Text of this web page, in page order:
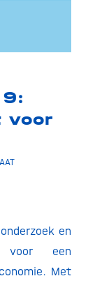
voor
en
voor een
Met